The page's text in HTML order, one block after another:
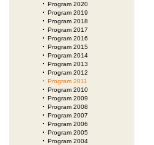
Program 2020
Program 2019
Program 2018
Program 2017
Program 2016
Program 2015
Program 2014
Program 2013
Program 2012
Program 2011
Program 2010
Program 2009
Program 2008
Program 2007
Program 2006
Program 2005
Program 2004